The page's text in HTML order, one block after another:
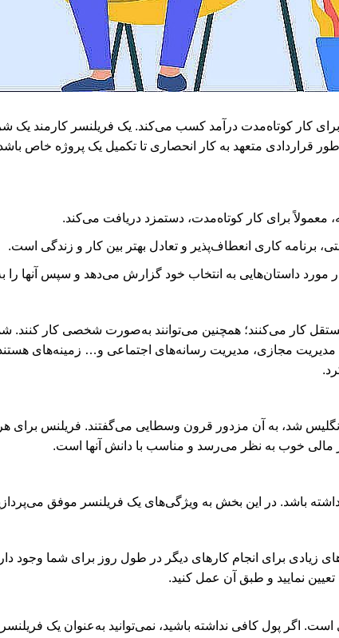
کار کوتاه‌مدت درآمد کسب می‌کند. یک فریلنسر کارمند یک
قراردادی متعهد به کار انحصاری تا تکمیل یک پروژه خاص
برای کار کوتاه‌مدت، دستمزد دریافت می‌کند.
برنامه کاری انعطاف‌پذیر و تعادل بهتر بین کار و زندگی است.
مورد داستان‌هایی به انتخاب خود گزارش می‌دهد و سپس آنها را
کار می‌کنند؛ همچنین می‌توانند به‌صورت شخصی کار کنند. شما
مدیریت مجازی، مدیریت رسانه‌های اجتماعی و… زمینه‌های
هنگامی که فریلنس وارد انگلیس شد، به آن مزدور قرون وسطایی
مالی خوب به نظر می‌رسد و مناسب با دانش آنها است.
باشد. در این بخش به ویژگی‌های یک فریلنسر موفق
برای انجام کارهای دیگر در طول روز برای شما وجود دارد
نمایید و طبق آن عمل کنید.
پول کافی نداشته باشید، نمی‌توانید به‌عنوان یک فریلنسر